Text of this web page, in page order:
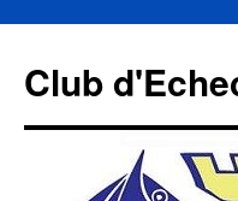
contenu
Club